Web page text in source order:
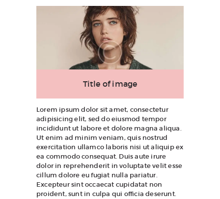
Title of image
Lorem ipsum dolor sit amet, consectetur
adipisicing elit, sed do eiusmod tempor
incididunt ut labore et dolore magna aliqua.
Ut enim ad minim veniam, quis nostrud
exercitation ullamco laboris nisi ut aliquip ex
ea commodo consequat. Duis aute irure
dolor in reprehenderit in voluptate velit esse
cillum dolore eu fugiat nulla pariatur.
Excepteur sint occaecat cupidatat non
proident, sunt in culpa qui officia deserunt.